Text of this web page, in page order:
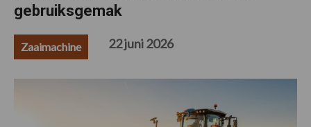
gebruiksgemak
Zaaimachine 22 juni 2026